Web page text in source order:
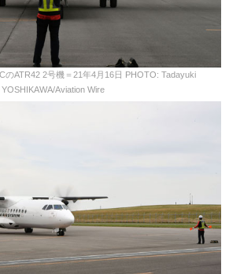
のATR42 2号機＝21年4月16日 PHOTO: Tadayuki
YOSHIKAWA/Aviation Wire